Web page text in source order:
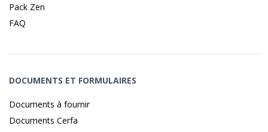
Pack Zen
FAQ
DOCUMENTS ET FORMULAIRES
Documents à fournir
Documents Cerfa